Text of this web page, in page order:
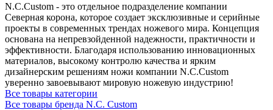
N.C.Custom - это отдельное подразделение компании
Северная корона, которое создает эксклюзивные и серийные
проекты в современных трендах ножевого мира. Концепция
основана на непревзойденной надежности, практичности и
эффективности. Благодаря использованию инновационных
материалов, высокому контролю качества и ярким
дизайнерским решениям ножи компании N.C.Custom
уверенно завоевывают мировую ножевую индустрию!
Все товары категории
Все товары бренда N.C. Custom